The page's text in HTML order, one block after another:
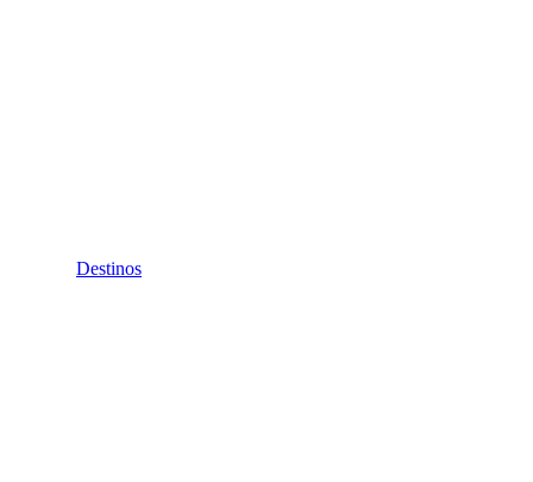
Destinos